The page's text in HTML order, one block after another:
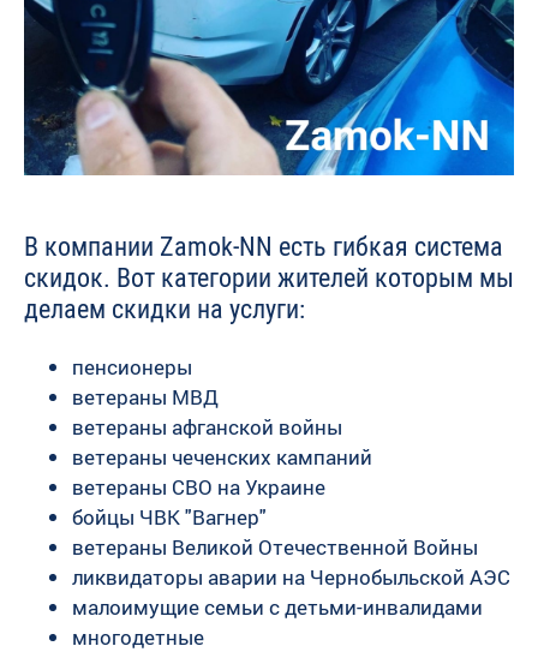
В компании Zamok-NN есть гибкая система
скидок. Вот категории жителей которым мы
делаем скидки на услуги:
пенсионеры
ветераны МВД
ветераны афганской войны
ветераны чеченских кампаний
ветераны СВО на Украине
бойцы ЧВК "Вагнер"
ветераны Великой Отечественной Войны
ликвидаторы аварии на Чернобыльской АЭС
малоимущие семьи с детьми-инвалидами
многодетные